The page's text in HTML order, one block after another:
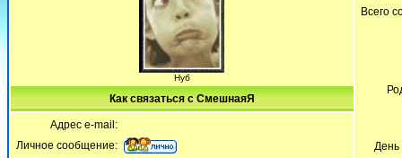
Нуб
Всего
День
Как связаться с СмешнаяЯ
Адрес e-mail:
Личное сообщение: